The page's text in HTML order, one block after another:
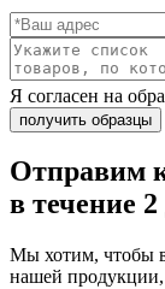
Я согласен на
Отправим
в течение
Мы хотим, чтобы
нашей продукции,